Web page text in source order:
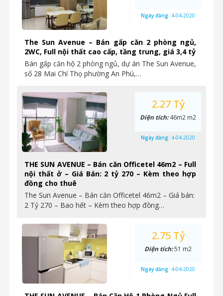
The Sun Avenue – Bán gấp căn 2 phòng ngủ,
2WC, Full nội thất cao cấp, tầng trung, giá 3,4 tỷ
Bán gấp căn hộ 2 phòng ngủ, dự án The Sun Avenue,
số 28 Mai Chí Thọ phường An Phú,…
Ngày đăng: 4-04-2020
THE SUN AVENUE – Bán căn Officetel 46m2 – Full
nội thất ở – Giá Bán: 2 tỷ 270 – Kèm theo hợp
đồng cho thuê
The Sun Avenue – Bán căn Officetel 46m2 – Giá bán:
2 Tỷ 270 – Bao hết – Kèm theo hợp đồng…
2.27 Tỷ
Diện tích:46m2 m2
Ngày đăng: 4-04-2020
2.75 Tỷ
Diện tích:51 m2
Ngày đăng: 4-04-2020